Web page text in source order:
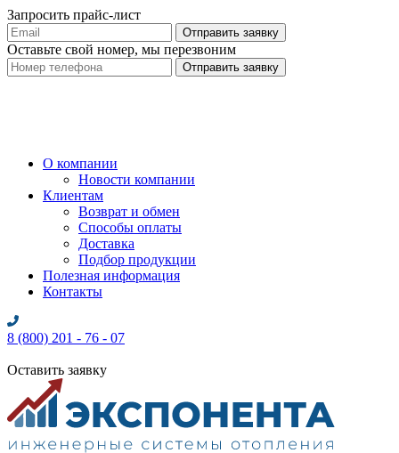
Запросить прайс-лист
Оставьте свой номер, мы перезвоним
О компании
Новости компании
Клиентам
Возврат и обмен
Способы оплаты
Доставка
Подбор продукции
Полезная информация
Контакты
8 (800) 201 - 76 - 07
Оставить заявку